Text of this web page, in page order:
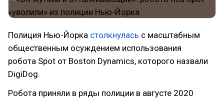
Полиция Нью-Йорка столкнулась с масштабным
общественным осуждением использования
робота Spot от Boston Dynamics, которого назвали
DigiDog.
Робота приняли в ряды полиции в августе 2020